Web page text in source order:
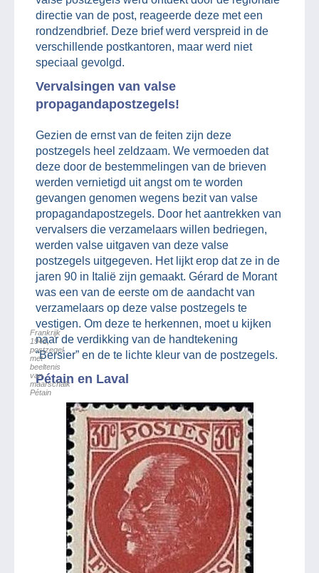
directie van de post, reageerde deze met een
rondzendbrief. Deze brief werd verspreid in de
verschillende postkantoren, maar werd niet
speciaal gevolgd.
Vervalsingen van valse
propagandapostzegels!
Gezien de ernst van de feiten zijn deze
postzegels heel zeldzaam. We vermoeden dat
deze door de bestemmelingen van de brieven
werden vernietigd uit angst om te worden
gevangen genomen wegens bezit van valse
propagandapostzegels. Door het aantrekken van
vervalsers die verzamelaars willen bedriegen,
werden valse uitgaven van deze valse
postzegels uitgegeven. Het lijkt erop dat ze in de
jaren 90 in Italië zijn gemaakt. Gérard de Morant
was een van de eerste om de aandacht van
verzamelaars op deze valse postzegels te
vestigen. Om deze te herkennen, moet u kijken
naar de verdikking van de handtekening
“Bersier” en de te lichte kleur van de postzegels.
Pétain en Laval
Frankrijk
1941,
postzegel
met
beeltenis
van
maarschalk
Pétain